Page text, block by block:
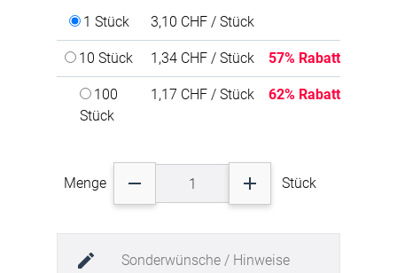
Materialbeschaffenheit zeichnen sie sich durch
hoher Belastung, aus. Kombinierbar mit:
Nietunterlagen.
Länge: 66mm
Farbgruppe: grau
Material: Eisen(Verzinkt)
Materialart: Stahl
1 Stück 3,10 CHF / Stück
10 Stück 1,34 CHF / Stück 57% Rabatt
100
Stück
1,17 CHF / Stück 62% Rabatt
Menge Stück